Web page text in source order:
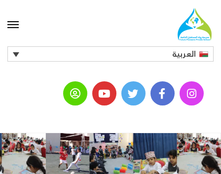
العربية